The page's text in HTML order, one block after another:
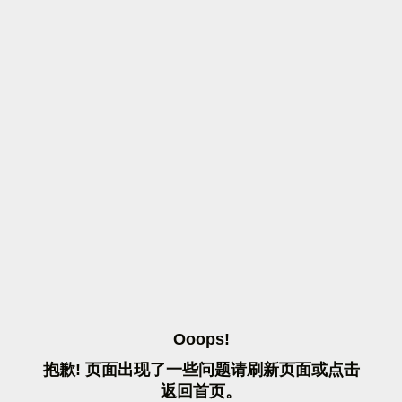
OOOPS!
抱歉! 页面出现了一些问题请刷 新页面或点击
返 回首页。